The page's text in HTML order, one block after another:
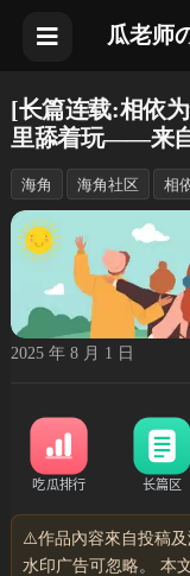
瓜老师
[长篇连载:相依
里舔着玩——来
海角 海角社区 相
2025 年 8 月 1 日
⚠️作品內容來自投稿及
水印广告可忽略。 本